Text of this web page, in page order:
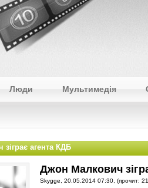
Люди Мультимедія
агента КДБ
Джон Малкович
Skygge, 20.05.2014 07:30, (прочит: